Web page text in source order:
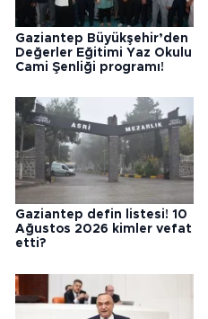
Gaziantep Büyükşehir’den
Değerler Eğitimi Yaz Okulu
Cami Şenliği programı!
Gaziantep defin listesi! 10
Ağustos 2026 kimler vefat
etti?